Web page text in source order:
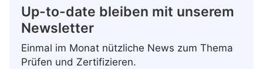
Up-to-date bleiben mit unserem
Newsletter
Einmal im Monat nützliche News zum Thema
Prüfen und Zertifizieren.